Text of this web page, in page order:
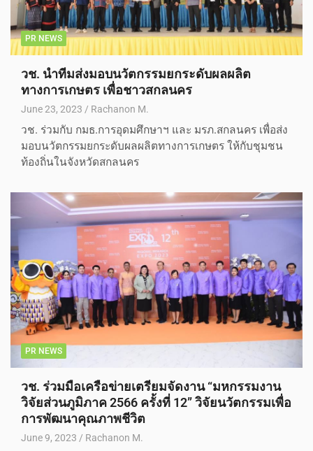
PR NEWS
วช. นำทีมส่งมอบนวัตกรรมยกระดับผลผลิต
ทางการเกษตร เพื่อชาวสกลนคร
June 23, 2023 Rachanon M.
วช. ร่วมกับ กมธ.การอุดมศึกษาฯ และ มรภ.สกลนคร เพื่อส่ง
มอบนวัตกรรมยกระดับผลผลิตทางการเกษตร ให้กับชุมชน
ท้องถิ่นในจังหวัดสกลนคร
PR NEWS
วช. ร่วมมือเครือข่ายเตรียมจัดงาน “มหกรรมงาน
วิจัยส่วนภูมิภาค 2566 ครั้งที่ 12” วิจัยนวัตกรรมเพื่อ
การพัฒนาคุณภาพชีวิต
June 9, 2023 Rachanon M.